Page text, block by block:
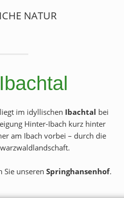
NATUR
im idyllischen Ibachtal bei
Hinter-Ibach kurz hinter
am Ibach vorbei – durch die
Sie unseren Springhansenhof.